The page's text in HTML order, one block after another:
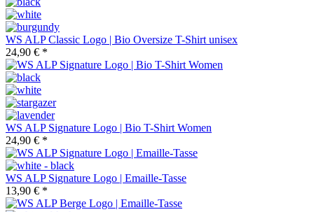
WS ALP Classic Logo | Bio Oversize T-Shirt unisex
24,90 € *
WS ALP Signature Logo | Bio T-Shirt Women
24,90 € *
WS ALP Signature Logo | Emaille-Tasse
13,90 € *